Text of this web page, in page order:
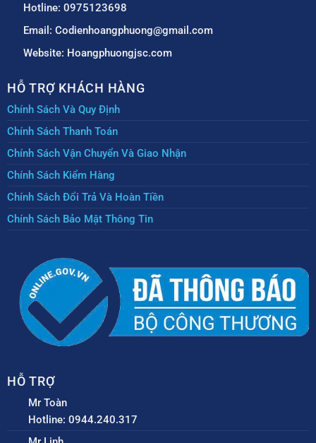
Hotline: 0975123698
Email: Codienhoangphuong@gmail.com
Website: Hoangphuongjsc.com
HỖ TRỢ KHÁCH HÀNG
Chính Sách Và Quy Định
Chính Sách Thanh Toán
Chính Sách Vận Chuyển Và Giao Nhận
Chính Sách Kiểm Hàng
Chính Sách Đổi Trả Và Hoàn Tiền
Chính Sách Bảo Mật Thông Tin
HỖ TRỢ
Mr Toàn
Hotline: 0944.240.317